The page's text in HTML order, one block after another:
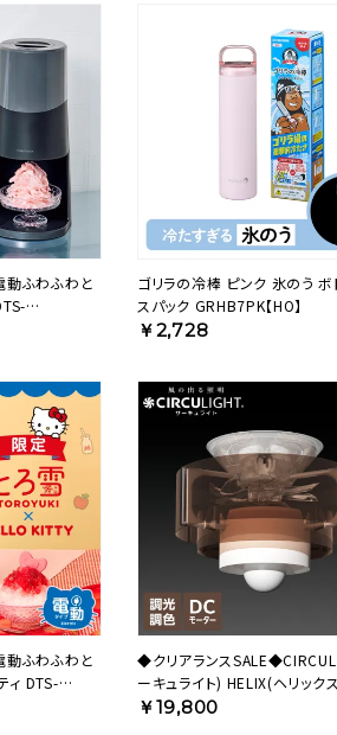
ふわふわと
ゴリラの冷棒 ピンク 氷のう ボ
スパック GRHB7PK【HO】
￥2,728
ふわふわと
ィ DTS-
◆クリアランス
ーキュライト) HELIX(ヘリック
B25LE 【SH】
￥19,800